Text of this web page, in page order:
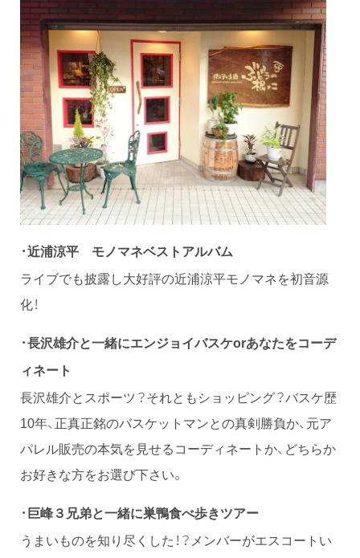
・近浦涼平 モノマネベストアルバム
ライブでも披露し大好評の近浦涼平モノマネを初音源
化！
・長沢雄介と一緒にエンジョイバスケorあなたをコーデ
ィネート
長沢雄介とスポーツ？それともショッピング？バスケ歴
10年、正真正銘のバスケットマンとの真剣勝負か、元ア
パレル販売の本気を見せるコーディネートか、どちらか
お好きな方をお選び下さい。
・ 巨峰３兄弟と一緒に巣鴨食べ歩きツアー
うまいものを知り尽くした！？メンバーがエスコートい